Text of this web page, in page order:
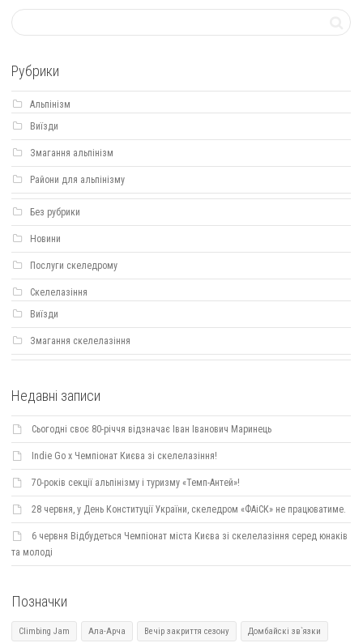
Рубрики
Альпінізм
Виїзди
Змагання альпінізм
Райони для альпінізму
Без рубрики
Новини
Послуги скеледрому
Скелелазіння
Виїзди
Змагання скелелазіння
Недавні записи
Сьогодні своє 80-річчя відзначає Іван Іванович Маринець
Indie Go х Чемпіонат Києва зі скелелазіння!
70-років секції альпінізму і туризму «Темп-Антей»!
28 червня, у День Конституції України, скеледром «ФАіСК» не працюватиме.
6 червня Відбудеться Чемпіонат міста Києва зі скелелазіння серед юнаків
та молоді
Позначки
Climbing Jam Ала-Арча Вечір закриття сезону Домбайскі зв`язки